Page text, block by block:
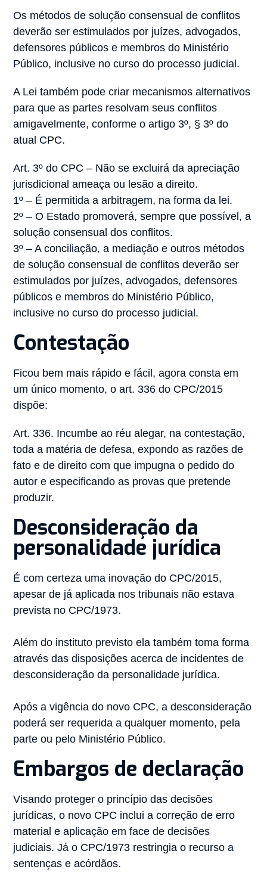
Os métodos de solução consensual de conflitos
deverão ser estimulados por juízes, advogados,
defensores públicos e membros do Ministério
Público, inclusive no curso do processo judicial.
A Lei também pode criar mecanismos alternativos
para que as partes resolvam seus conflitos
amigavelmente, conforme o artigo 3º, § 3º do
atual CPC.
Art. 3º do CPC – Não se excluirá da apreciação
jurisdicional ameaça ou lesão a direito.
1º – É permitida a arbitragem, na forma da lei.
2º – O Estado promoverá, sempre que possível, a
solução consensual dos conflitos.
3º – A conciliação, a mediação e outros métodos
de solução consensual de conflitos deverão ser
estimulados por juízes, advogados, defensores
públicos e membros do Ministério Público,
inclusive no curso do processo judicial.
Contestação
Ficou bem mais rápido e fácil, agora consta em
um único momento, o art. 336 do CPC/2015
dispõe:
Art. 336. Incumbe ao réu alegar, na contestação,
toda a matéria de defesa, expondo as razões de
fato e de direito com que impugna o pedido do
autor e especificando as provas que pretende
produzir.
Desconsideração da
personalidade jurídica
É com certeza uma inovação do CPC/2015,
apesar de já aplicada nos tribunais não estava
prevista no CPC/1973.
Além do instituto previsto ela também toma forma
através das disposições acerca de incidentes de
desconsideração da personalidade jurídica.
Após a vigência do novo CPC, a desconsideração
poderá ser requerida a qualquer momento, pela
parte ou pelo Ministério Público.
Embargos de declaração
Visando proteger o princípio das decisões
jurídicas, o novo CPC inclui a correção de erro
material e aplicação em face de decisões
judiciais. Já o CPC/1973 restringia o recurso a
sentenças e acórdãos.